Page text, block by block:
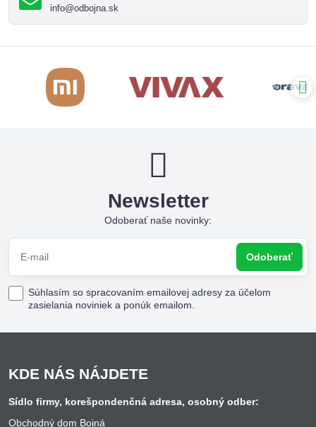
info@odbojna.sk
Newsletter
Odoberať naše novinky:
Odoberať
Súhlasím so spracovaním emailovej adresy za účelom
zasielania noviniek a ponúk emailom.
KDE NÁS NÁJDETE
Sídlo firmy, korešpondenčná adresa, osobný odber:
Obchodný dom Bojná